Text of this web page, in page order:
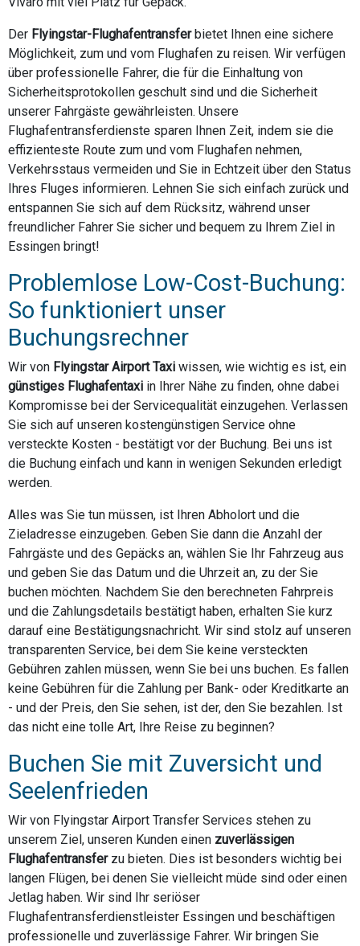
Der Flyingstar-Flughafentransferbietet Ihnen eine sichere
Möglichkeit, zum und vom Flughafen zu reisen. Wir verfügen
über professionelle Fahrer, die für die Einhaltung von
Sicherheitsprotokollen geschult sind und die Sicherheit
unserer Fahrgäste gewährleisten. Unsere
Flughafentransferdienste sparen Ihnen Zeit, indem sie die
effizienteste Route zum und vom Flughafen nehmen,
Verkehrsstaus vermeiden und Sie in Echtzeit über den Status
Ihres Fluges informieren. Lehnen Sie sich einfach zurück und
entspannen Sie sich auf dem Rücksitz, während unser
freundlicher Fahrer Sie sicher und bequem zu Ihrem Ziel in
Essingen bringt!
Problemlose Low-Cost-Buchung:
So funktioniert unser
Buchungsrechner
Wir von Flyingstar Airport Taxi wissen, wie wichtig es ist, ein
günstiges Flughafentaxi in Ihrer Nähe zu finden, ohne dabei
Kompromisse bei der Servicequalität einzugehen. Verlassen
Sie sich auf unseren kostengünstigen Service ohne
versteckte Kosten - bestätigt vor der Buchung. Bei uns ist
die Buchung einfach und kann in wenigen Sekunden erledigt
werden.
Alles was Sie tun müssen, ist Ihren Abholort und die
Zieladresse einzugeben. Geben Sie dann die Anzahl der
Fahrgäste und des Gepäcks an, wählen Sie Ihr Fahrzeug aus
und geben Sie das Datum und die Uhrzeit an, zu der Sie
buchen möchten. Nachdem Sie den berechneten Fahrpreis
und die Zahlungsdetails bestätigt haben, erhalten Sie kurz
darauf eine Bestätigungsnachricht. Wir sind stolz auf unseren
transparenten Service, bei dem Sie keine versteckten
Gebühren zahlen müssen, wenn Sie bei uns buchen. Es fallen
keine Gebühren für die Zahlung per Bank- oder Kreditkarte an
- und der Preis, den Sie sehen, ist der, den Sie bezahlen. Ist
das nicht eine tolle Art, Ihre Reise zu beginnen?
Buchen Sie mit Zuversicht und
Seelenfrieden
Wir von Flyingstar Airport Transfer Services stehen zu
unserem Ziel, unseren Kunden einen zuverlässigen
Flughafentransferzu bieten. Dies ist besonders wichtig bei
langen Flügen, bei denen Sie vielleicht müde sind oder einen
Jetlag haben. Wir sind Ihr seriöser
Flughafentransferdienstleister Essingen und beschäftigen
professionelle und zuverlässige Fahrer. Wir bringen Sie